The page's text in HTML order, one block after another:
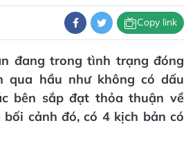
Copy link
đang trong tình trạng đóng
qua hầu như không có dấu
bên sắp đạt thỏa thuận về
bối cảnh đó, có 4 kịch bản có